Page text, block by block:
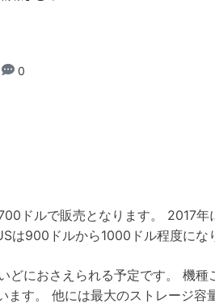
0
ドルで販売となります。 2017
は900ドルから1000ドル程度にな
どにおさえられる予定です。 機
ます。 他には最大のストレージ